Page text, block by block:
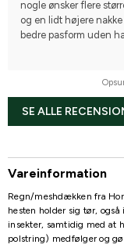
nogle ønsker flere
og en lidt højere
bedre pasform uden
SE ALLE
Vareinformation
Regn/meshdækken fra
hesten holder sig tør,
insekter, samtidig med at
polstring) medfølger og